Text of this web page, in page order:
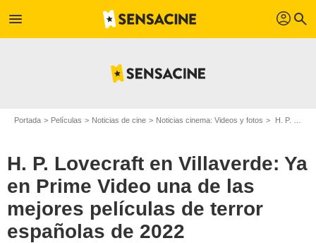
menu profil search
Portada Películas Noticias de cine Noticias cinema: Videos y fotos H. P. Lovecraft en Villaverde: Ya en Prime Video una de las mejores películas de terror españolas de 2022
H. P. Lovecraft en Villaverde: Ya
en Prime Video una de las
mejores películas de terror
españolas de 2022